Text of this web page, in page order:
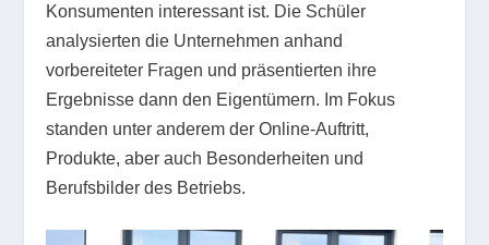
Konsumenten interessant ist. Die Schüler
analysierten die Unternehmen anhand
vorbereiteter Fragen und präsentierten ihre
Ergebnisse dann den Eigentümern. Im Fokus
standen unter anderem der Online-Auftritt,
Produkte, aber auch Besonderheiten und
Berufsbilder des Betriebs.